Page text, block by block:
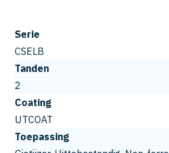
Serie
CSELB
Tanden
2
Coating
UTCOAT
Toepassing